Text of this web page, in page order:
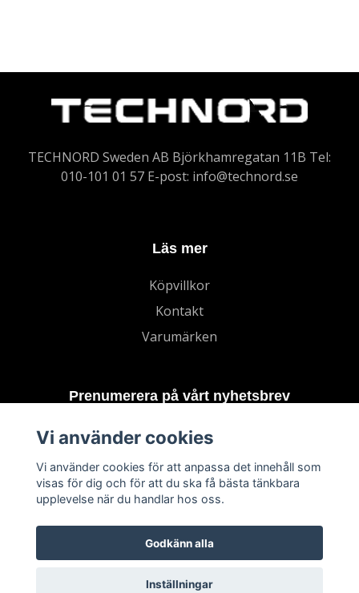
TECHNORD Sweden AB Björkhamregatan 11B Tel:
010-101 01 57 E-post: info@technord.se
Läs mer
Köpvillkor
Kontakt
Varumärken
Prenumerera på vårt nyhetsbrev
Vi använder cookies
Vi använder cookies för att anpassa det innehåll som
visas för dig och för att du ska få bästa tänkbara
upplevelse när du handlar hos oss.
Godkänn alla
Inställningar